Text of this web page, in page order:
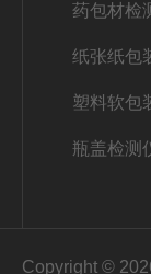
药包材检
纸张纸包
塑料软包
瓶盖检测
Copyright ©